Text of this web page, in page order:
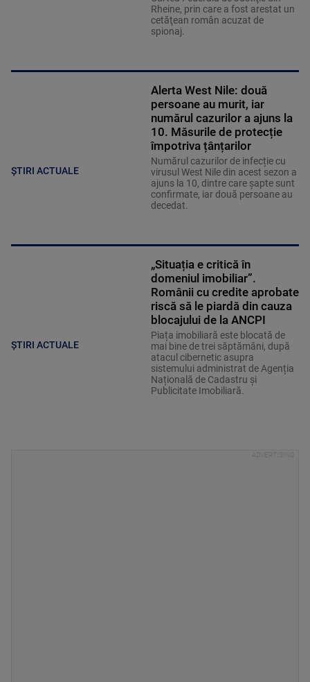
Rheine, prin care a fost arestat un
cetăţean român acuzat de
spionaj.
ȘTIRI ACTUALE
Alerta West Nile: două
persoane au murit, iar
numărul cazurilor a ajuns la
10. Măsurile de protecție
împotriva țânțarilor
Numărul cazurilor de infecție cu
virusul West Nile din acest sezon a
ajuns la 10, dintre care șapte sunt
confirmate, iar două persoane au
decedat.
ȘTIRI ACTUALE
„Situația e critică în
domeniul imobiliar”.
Românii cu credite aprobate
riscă să le piardă din cauza
blocajului de la ANCPI
Piața imobiliară este blocată de
mai bine de trei săptămâni, după
atacul cibernetic asupra
sistemului administrat de Agenția
Națională de Cadastru și
Publicitate Imobiliară.